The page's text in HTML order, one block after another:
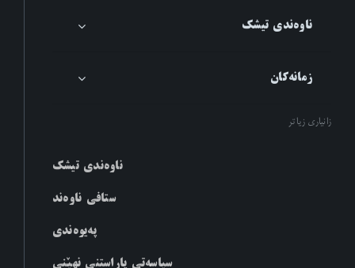
ناوەندی تیشک
زمانەکان
زانیاری زیاتر
ناوەندی تیشک
ستافی ناوەند
پەیوەندی
سیاسەتی پاراستنی نهێنی